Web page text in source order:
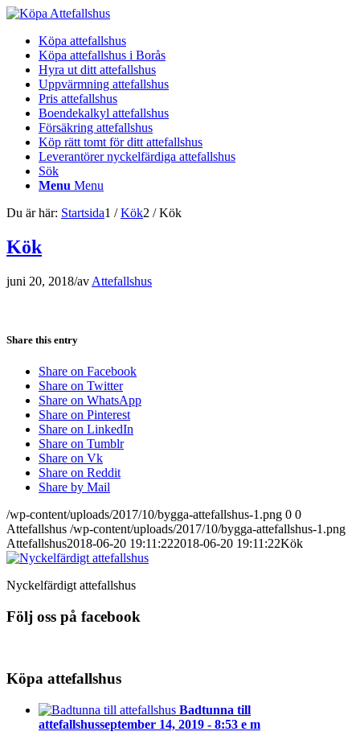
Köpa attefallshus
Köpa attefallshus i Borås
Hyra ut ditt attefallshus
Uppvärmning attefallshus
Pris attefallshus
Boendekalkyl attefallshus
Försäkring attefallshus
Köp rätt tomt för ditt attefallshus
Leverantörer nyckelfärdiga attefallshus
Sök
Menu Menu
Du är här: Startsida1 / Kök2 / Kök
Kök
juni 20, 2018/av Attefallshus
Share this entry
Share on Facebook
Share on Twitter
Share on WhatsApp
Share on Pinterest
Share on LinkedIn
Share on Tumblr
Share on Vk
Share on Reddit
Share by Mail
/wp-content/uploads/2017/10/bygga-attefallshus-1.png 0 0
Attefallshus /wp-content/uploads/2017/10/bygga-attefallshus-1.png
Attefallshus2018-06-20 19:11:222018-06-20 19:11:22Kök
Nyckelfärdigt attefallshus
Följ oss på facebook
Köpa attefallshus
Badtunna till
attefallshusseptember 14, 2019 - 8:53 e m